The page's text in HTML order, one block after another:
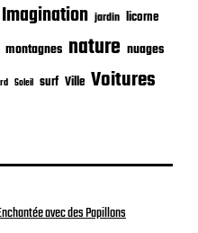
Imagination jardin licorne
montagnes nature nuages
Soleil surf Ville Voitures
avec des Papillons